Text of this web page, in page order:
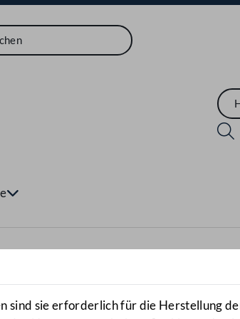
öffnen
sind sie erforderlich für die Herstellung